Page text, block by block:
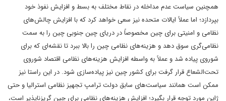
همچنین سیاست عدم مداخله در نقاط مختلف به بسط و افزایش نفوذ خود
بپردازد؛ اما عملاً ایالات متحده نیز سعی خواهد کرد که با افزایش چالش‌های
نظامی و امنیتی برای چین مخصوصاً در دریای چین جنوبی چین را به سمت
نظامی‌گری سوق دهد و هزینه‌های نظامی چین را بالا ببرد تا نقشه‌ای که برای
شوروی پیاده شد و عملاً به واسطه افزایش هزینه‌های نظامی اقتصاد شوروی
تحت‌الشعاع قرار گرفت برای کشور چین نیز پیاده‌سازی شود. در این راستا نیز
ممکن است همانند سیاست‌های سابق دولت ترامپ تجهیز نظامی استرالیا و حتی
ژاپن مورد توجه قرار بگیرد؛ افزایش هزینه‌های نظامی برای چین گریزناپذیر است،